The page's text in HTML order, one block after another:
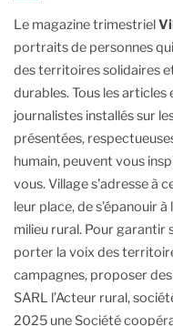
Le magazine trimestriel
portraits de personnes
des territoires solidaires
durables.Tous les articles
journalistes installés sur
présentées,
humain, peuvent vous
vous.Village s'adresse à
leur place, de s’épanouir
milieu rural. Pour garantir
porter la voix des
campagnes, proposer
SARL l’Acteur rural,
2025 une Société